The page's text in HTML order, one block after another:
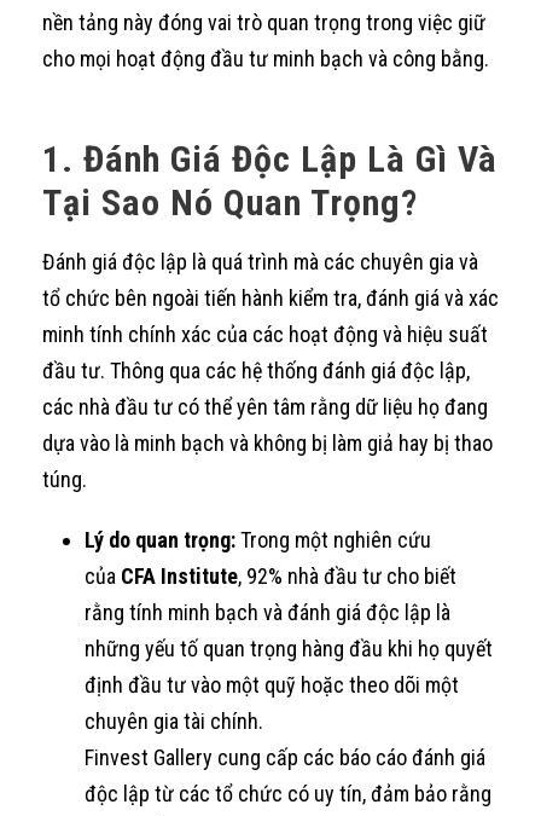
nền tảng này đóng vai trò quan trọng trong việc giữ
cho mọi hoạt động đầu tư minh bạch và công bằng.
1. Đánh Giá Độc Lập Là Gì Và
Tại Sao Nó Quan Trọng?
Đánh giá độc lập là quá trình mà các chuyên gia và
tổ chức bên ngoài tiến hành kiểm tra, đánh giá và xác
minh tính chính xác của các hoạt động và hiệu suất
đầu tư. Thông qua các hệ thống đánh giá độc lập,
các nhà đầu tư có thể yên tâm rằng dữ liệu họ đang
dựa vào là minh bạch và không bị làm giả hay bị thao
túng.
Lý do quan trọng:Trong một nghiên cứu
của CFA Institute, 92% nhà đầu tư cho biết
rằng tính minh bạch và đánh giá độc lập là
những yếu tố quan trọng hàng đầu khi họ quyết
định đầu tư vào một quỹ hoặc theo dõi một
chuyên gia tài chính.
Finvest Gallery cung cấp các báo cáo đánh giá
độc lập từ các tổ chức có uy tín, đảm bảo rằng